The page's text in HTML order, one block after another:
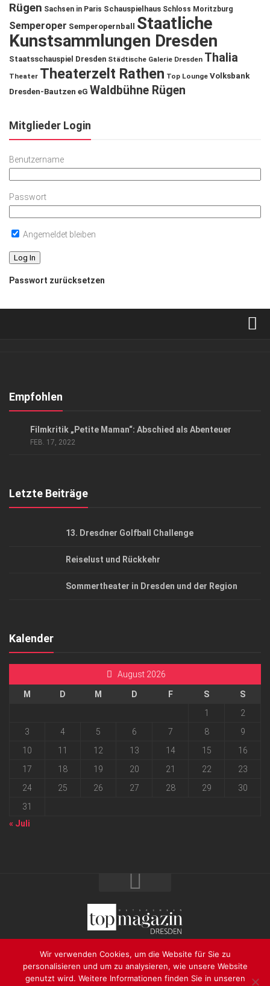
Rügen Sachsen in Paris Schauspielhaus Schloss Moritzburg
Semperoper Semperopernball
Staatliche
Kunstsammlungen Dresden
Staatsschauspiel Dresden Städtische Galerie Dresden Thalia
Theater Theaterzelt Rathen Top Lounge Volksbank
Dresden-Bautzen eG Waldbühne Rügen
Mitglieder Login
Benutzername
Passwort
Angemeldet bleiben
Passwort zurücksetzen
Kontakt, Impressum
Empfohlen
Filmkritik „Petite Maman“: Abschied als Abenteuer
FEB. 17, 2022
Letzte Beiträge
13. Dresdner Golfball Challenge
Reiselust und Rückkehr
Sommertheater in Dresden und der Region
Kalender
August 2026
M D M D F S
S
1
2
3
4 5 6 7 8
9
10
11 12 13 14 15
16
17
18 19 20 21 22
23
24
25 26 27 28 29
30
31
« Juli
2026 progressmedia Verlag & Werbeagentur GmbH • Bautzner
Landstraße 62 • 01324 Dresden
Wir verwenden Cookies, um die Website für Sie zu
personalisieren und um zu analysieren, wie unsere Website
genutzt wird. Weitere Informationen finden Sie in unseren